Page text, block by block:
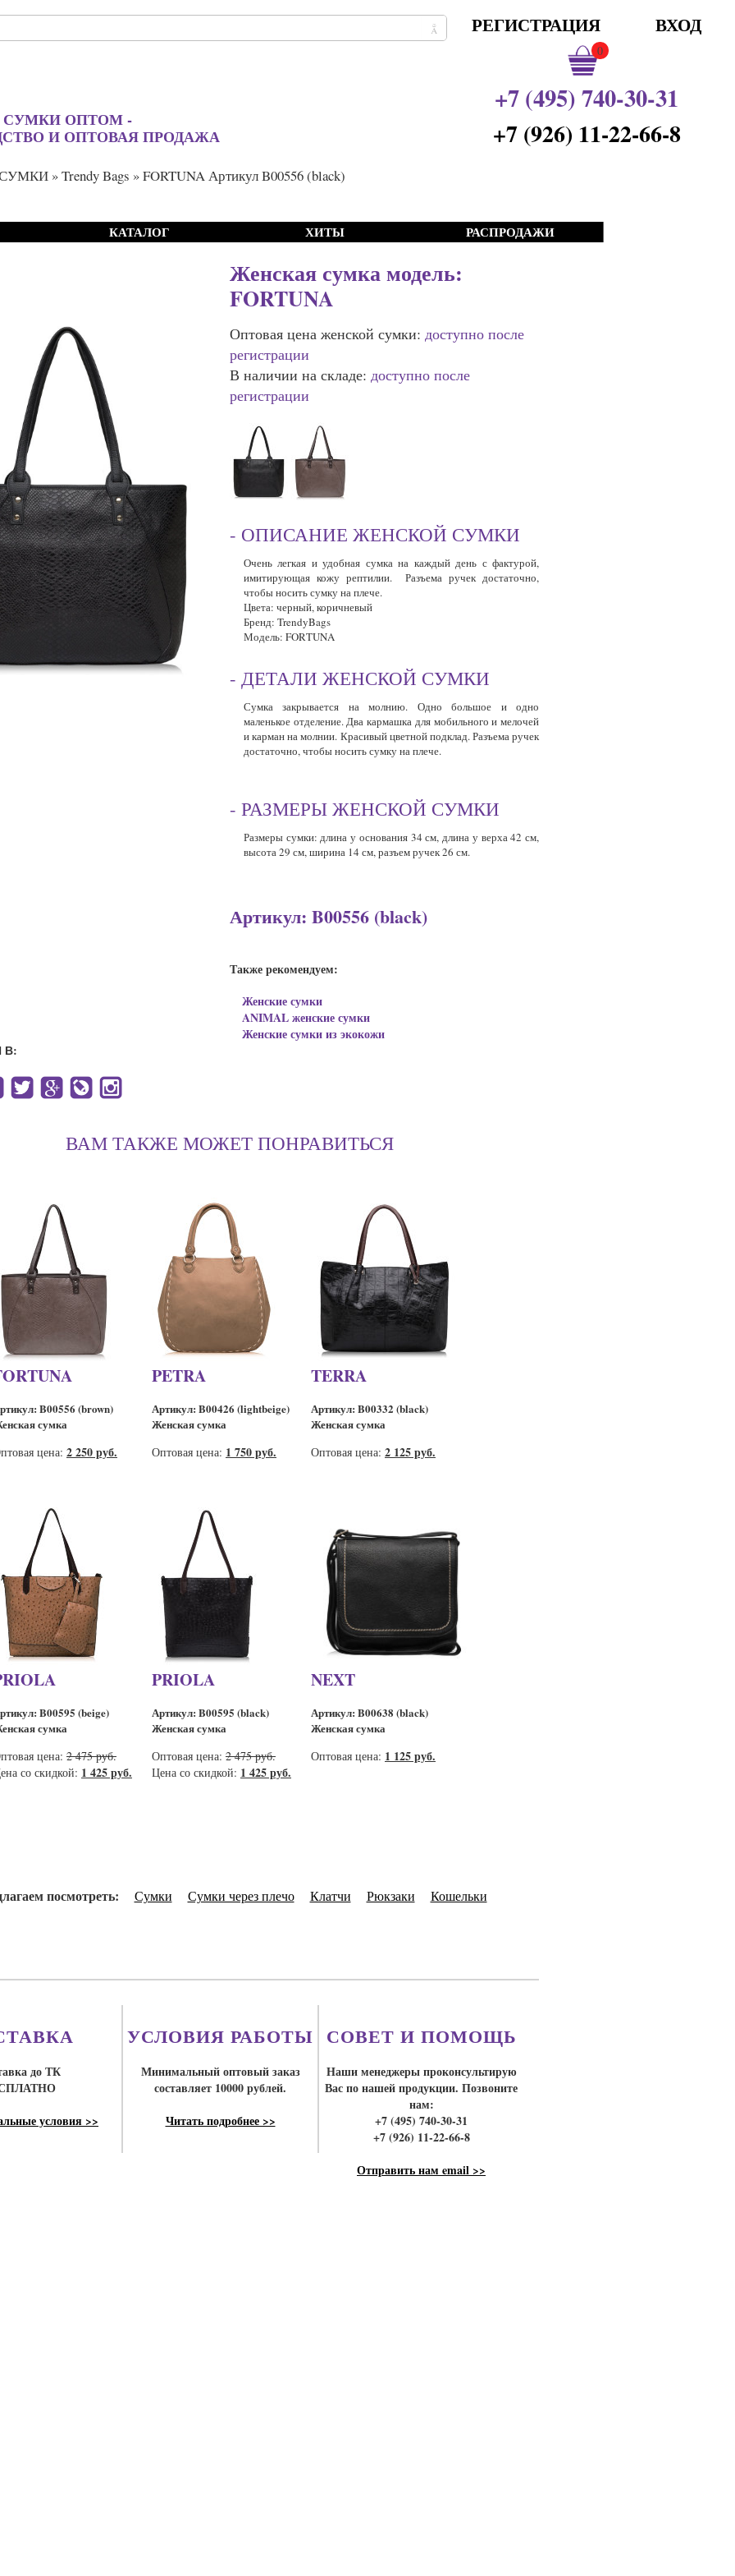
ОПТОМ -
И ОПТОВАЯ ПРОДАЖА
РЕГИСТРАЦИЯ ВХОД
0
+7 (495) 740-30-31
+7 (926) 11-22-66-8
»Trendy Bags » FORTUNA Артикул B00556 (black)
КАТАЛОГ ХИТЫ РАСПРОДАЖИ
Женская сумка модель:
FORTUNA
Оптовая цена женской сумки: доступно после
регистрации
В наличии на складе: доступно после
регистрации
- ОПИСАНИЕ ЖЕНСКОЙ СУМКИ
Очень легкая и удобная сумка на каждый день с фактурой,
имитирующая кожу рептилии. Разъема ручек достаточно,
чтобы носить сумку на плече.
Цвета: черный, коричневый
Бренд: TrendyBags
Модель: FORTUNA
- ДЕТАЛИ ЖЕНСКОЙ СУМКИ
Сумка закрывается на молнию. Одно большое и одно
маленькое отделение. Два кармашка для мобильного и мелочей
и карман на молнии. Красивый цветной подклад. Разъема ручек
достаточно, чтобы носитьсумкуна плече.
- РАЗМЕРЫ ЖЕНСКОЙ СУМКИ
Размеры сумки: длина у основания 34 см, длина у верха 42 см,
высота 29 см, ширина 14 см, разъем ручек 26 см.
Артикул: B00556 (black)
Также рекомендуем:
Женские сумки
ANIMAL женские сумки
Женские сумки из экокожи
В:
ВАМ ТАКЖЕ МОЖЕТ ПОНРАВИТЬСЯ
B00556 (brown)
сумка
цена: 2 250 руб.
PETRA
Артикул: B00426 (lightbeige)
Женская сумка
Оптовая цена: 1 750 руб.
TERRA
Артикул: B00332 (black)
Женская сумка
Оптовая цена: 2 125 руб.
B00595 (beige)
сумка
цена: 2 475 руб.
со скидкой: 1 425 руб.
PRIOLA
Артикул: B00595 (black)
Женская сумка
Оптовая цена: 2 475 руб.
Цена со скидкой: 1 425 руб.
NEXT
Артикул: B00638 (black)
Женская сумка
Оптовая цена: 1 125 руб.
посмотреть: Сумки Сумки через плечо Клатчи Рюкзаки Кошельки
до ТК
условия >>
УСЛОВИЯ РАБОТЫ
Минимальный оптовый заказ
составляет 10000 рублей.
Читать подробнее >>
СОВЕТ И ПОМОЩЬ
Наши менеджеры проконсультирую
Вас по нашей продукции. Позвоните
нам:
+7 (495) 740-30-31
+7 (926) 11-22-66-8
Отправить нам email >>